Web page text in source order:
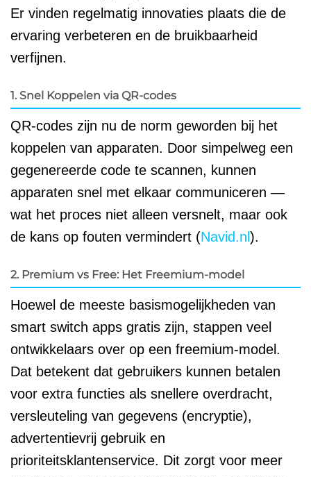
Er vinden regelmatig innovaties plaats die de
ervaring verbeteren en de bruikbaarheid
verfijnen.
1. Snel Koppelen via QR-codes
QR-codes zijn nu de norm geworden bij het
koppelen van apparaten. Door simpelweg een
gegenereerde code te scannen, kunnen
apparaten snel met elkaar communiceren —
wat het proces niet alleen versnelt, maar ook
de kans op fouten vermindert (Navid.nl ).
2. Premium vs Free: Het Freemium-model
Hoewel de meeste basismogelijkheden van
smart switch apps gratis zijn, stappen veel
ontwikkelaars over op een freemium-model.
Dat betekent dat gebruikers kunnen betalen
voor extra functies als snellere overdracht,
versleuteling van gegevens (encryptie),
advertentievrij gebruik en
prioriteitsklantenservice. Dit zorgt voor meer